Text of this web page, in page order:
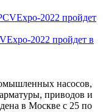
2022 пройдет в
насосов,
приводов и
в Москве с 25 по